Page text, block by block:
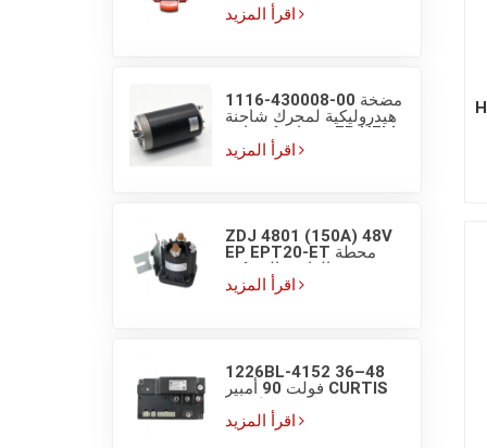
شاشة عرض
اقرأ المزيد
1116-430008-00 مضخة
هيدروليكية لمحرك شاحنة
منصات كهربائية EP HELI
بجهد 48V/800Wاقرأ المزيد
ZDJ 4801 (150A) 48V
EP EPT20-ET محطة
مضخة الرافعة الشوكية
مفتاح تلامس تيار مستمر
اقرأ المزيد
1226BL-4152 36–48
فولت 90 أمبير CURTIS
EP وحدة تحكم محرك
مغناطيسي دائم للرافعة
الشوكية
اقرأ المزيد